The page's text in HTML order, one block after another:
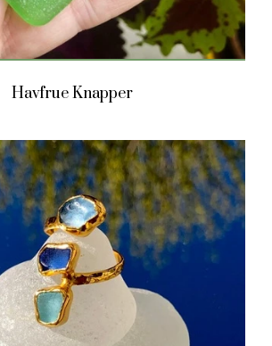
Havfrue Knapper